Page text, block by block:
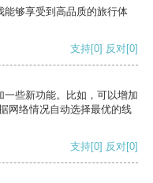
能够享受到高品质的旅行体
支持[0] 反对[0]
些新功能。比如，可以增加
网络情况自动选择最优的线
支持[0] 反对[0]